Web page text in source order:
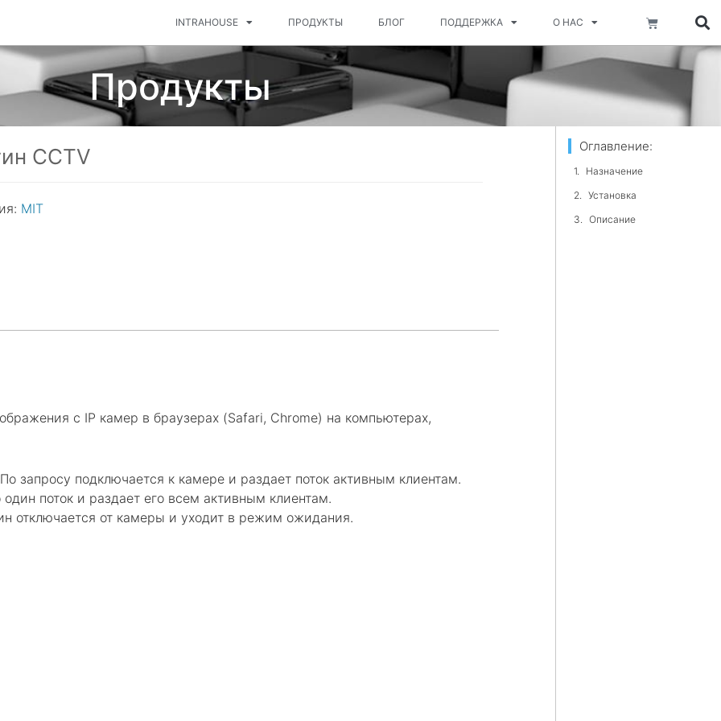
INTRAHOUSE ПРОДУКТЫ БЛОГ ПОДДЕРЖКА О НАС Корзина
Продукты
CCTV
MIT
с IP камер в браузерах (Safari, Chrome) на компьютерах,
запросу подключается к камере и раздает поток активным клиентам.
поток и раздает его всем активным клиентам.
отключается от камеры и уходит в режим ожидания.
Оглавление:
Назначение
Установка
Описание